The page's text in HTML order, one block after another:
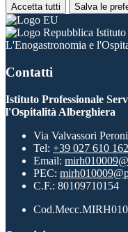
Accetta tutti Salva le
Istituto
L'Enogastronomia e
Contatti
Istituto Professionale
l'Ospitalità Alberghiera
Via Valvassori
Tel: +39 027 610 162
Email:
PEC:
C.F.: 80109710154